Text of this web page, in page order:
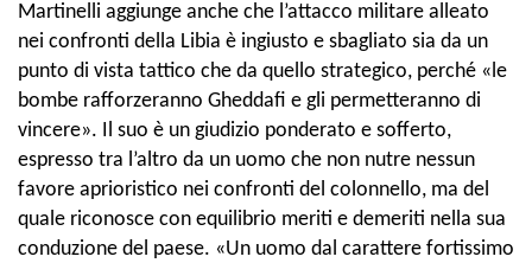
Martinelli aggiunge anche che l’attacco militare alleato
nei confronti della Libia è ingiusto e sbagliato sia da un
punto di vista tattico che da quello strategico, perché «le
bombe rafforzeranno Gheddafi e gli permetteranno di
vincere». Il suo è un giudizio ponderato e sofferto,
espresso tra l’altro da un uomo che non nutre nessun
favore aprioristico nei confronti del colonnello, ma del
quale riconosce con equilibrio meriti e demeriti nella sua
conduzione del paese. «Un uomo dal carattere fortissimo